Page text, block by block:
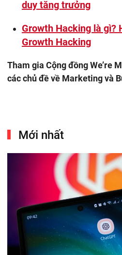
duy tăng trưởng
Growth Hacking là gì?
Growth Hacking
Tham gia Cộng đồng We’re
các chủ đề về Marketing và
Mới nhất